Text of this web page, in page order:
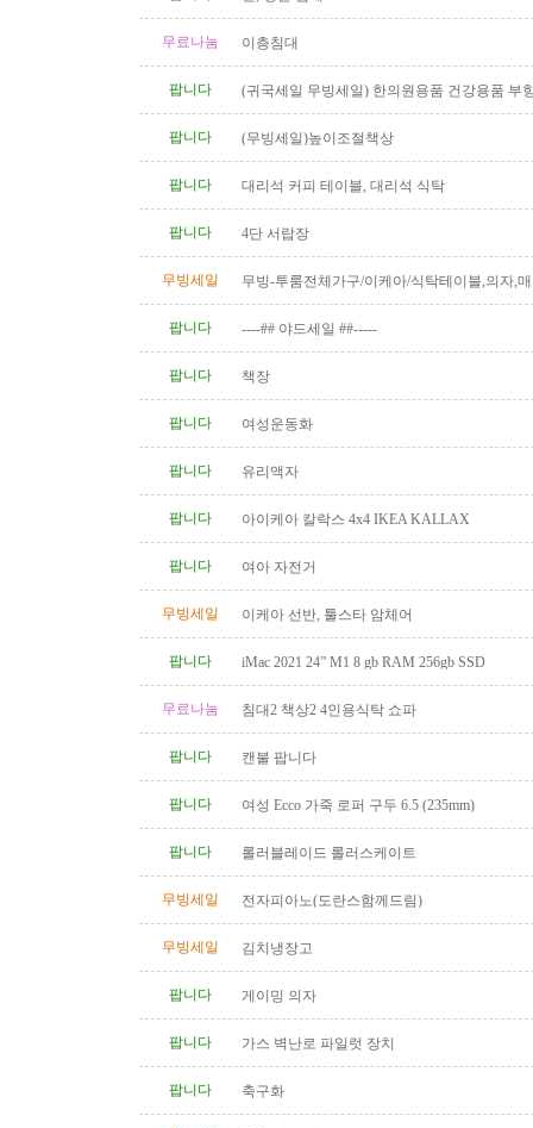
무료나눔 이층침대
팝니다
(귀국세일 무빙세일) 한의원용품 건강용품 부
팝니다
(무빙세일)높이조절책상
팝니다 대리석 커피 테이블, 대리석 식탁
팝니다 4단 서랍장
무빙세일
무빙-투룸전체가구/이케아/식탁테이블,의자,
팝니다
----## 야드세일 ##-----
팝니다 책장
팝니다 여성운동화
팝니다 유리액자
팝니다 아이케아 칼락스 4x4 IKEA KALLAX
팝니다 여아 자전거
무빙세일 이케아 선반, 툴스타 암체어
팝니다 iMac 2021 24” M1 8 gb RAM 256gb SSD
무료나눔 침대2 책상2 4인용식탁 쇼파
팝니다 캔불 팝니다
팝니다 여성 Ecco 가죽 로퍼 구두 6.5 (235mm)
팝니다 롤러블레이드 롤러스케이트
무빙세일 전자피아노(도란스함께드림)
무빙세일 김치냉장고
팝니다 게이밍 의자
팝니다 가스 벽난로 파일럿 장치
팝니다 축구화